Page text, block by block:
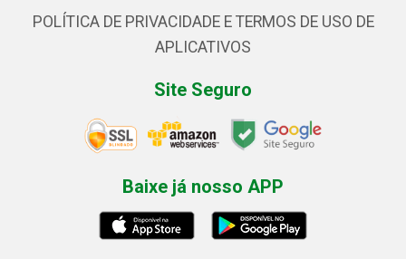
POLÍTICA DE PRIVACIDADE E TERMOS DE USO DE
APLICATIVOS
Site Seguro
Baixe já nosso APP